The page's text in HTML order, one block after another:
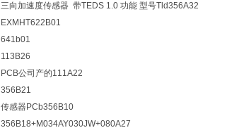
三向加速度传感器 带TEDS 1.0 功能 型号Tld356A32
EXMHT622B01
641b01
113B26
PCB公司产的111A22
356B21
传感器PCb356B10
356B18+M034AY030JW+080A27